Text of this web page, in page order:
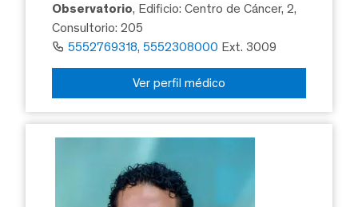
Observatorio, Edificio: Centro de Cáncer, 2,
Consultorio: 205
5552769318, 5552308000 Ext. 3009
Ver perfil médico